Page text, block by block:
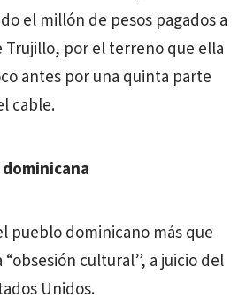
el millón de pesos pagados a
Trujillo, por el terreno que ella
antes por una quinta parte
cable.
pueblo dominicano más que
cultural”, a juicio del
Unidos.